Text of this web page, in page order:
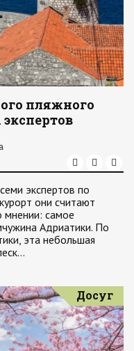
пляжного
экспертов по
они считают
мнении: самое
Адриатики. По
эта небольшая
Досуг